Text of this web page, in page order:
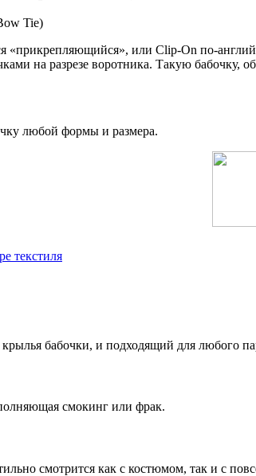
Tie)
«прикрепляющийся», или Clip-On по-
на разрезе воротника. Такую бабочку,
любой формы и размера.
текстиля
бабочки, и подходящий для любого
смокинг или фрак.
смотрится как с костюмом, так и с